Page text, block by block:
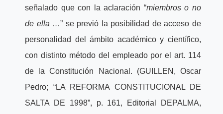
señalado que con la aclaración “miembros o no
de ella …” se previó la posibilidad de acceso de
personalidad del ámbito académico y científico,
con distinto método del empleado por el art. 114
de la Constitución Nacional. (GUILLEN, Oscar
Pedro; “LA REFORMA CONSTITUCIONAL DE
SALTA DE 1998”, p. 161, Editorial DEPALMA,